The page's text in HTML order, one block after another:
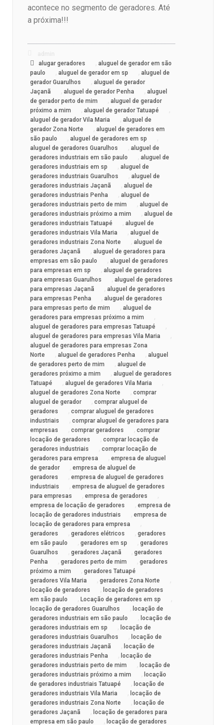
acontece no segmento de geradores. Até
a próxima!!!
alugar geradores
aluguel de gerador em são
paulo
aluguel de gerador em sp
aluguel de
gerador Guarulhos
aluguel de gerador
Jaçanã
aluguel de gerador Penha
aluguel
de gerador perto de mim
aluguel de gerador
próximo a mim
aluguel de gerador Tatuapé
aluguel de gerador Vila Maria
aluguel de
gerador Zona Norte
aluguel de geradores em
são paulo
aluguel de geradores em sp
aluguel de geradores Guarulhos
aluguel de
geradores industriais em são paulo
aluguel de
geradores industriais em sp
aluguel de
geradores industriais Guarulhos
aluguel de
geradores industriais Jaçanã
aluguel de
geradores industriais Penha
aluguel de
geradores industriais perto de mim
aluguel de
geradores industriais próximo a mim
aluguel de
geradores industriais Tatuapé
aluguel de
geradores industriais Vila Maria
aluguel de
geradores industriais Zona Norte
aluguel de
geradores Jaçanã
aluguel de geradores para
empresas em são paulo
aluguel de geradores
para empresas em sp
aluguel de geradores
para empresas Guarulhos
aluguel de geradores
para empresas Jaçanã
aluguel de geradores
para empresas Penha
aluguel de geradores
para empresas perto de mim
aluguel de
geradores para empresas próximo a mim
aluguel de geradores para empresas Tatuapé
aluguel de geradores para empresas Vila Maria
aluguel de geradores para empresas Zona
Norte
aluguel de geradores Penha
aluguel
de geradores perto de mim
aluguel de
geradores próximo a mim
aluguel de geradores
Tatuapé
aluguel de geradores Vila Maria
aluguel de geradores Zona Norte
comprar
aluguel de gerador
comprar aluguel de
geradores
comprar aluguel de geradores
industriais
comprar aluguel de geradores para
empresas
comprar geradores
comprar
locação de geradores
comprar locação de
geradores industriais
comprar locação de
geradores para empresa
empresa de aluguel
de gerador
empresa de aluguel de
geradores
empresa de aluguel de geradores
industriais
empresa de aluguel de geradores
para empresas
empresa de geradores
empresa de locação de geradores
empresa de
locação de geradores industriais
empresa de
locação de geradores para empresa
geradores geradores elétricos
geradores
em são paulo
geradores em sp
geradores
Guarulhos
geradores Jaçanã
geradores
Penha
geradores perto de mim
geradores
próximo a mim
geradores Tatuapé
geradores Vila Maria geradores Zona Norte
locação de geradores
locação de geradores
em são paulo
Locação de geradores em sp
locação de geradores Guarulhos
locação de
geradores industriais em são paulo
locação de
geradores industriais em sp
locação de
geradores industriais Guarulhos
locação de
geradores industriais Jaçanã
locação de
geradores industriais Penha
locação de
geradores industriais perto de mim
locação de
geradores industriais próximo a mim
locação
de geradores industriais Tatuapé
locação de
geradores industriais Vila Maria
locação de
geradores industriais Zona Norte
locação de
geradores Jaçanã
locação de geradores para
empresa em são paulo
locação de geradores